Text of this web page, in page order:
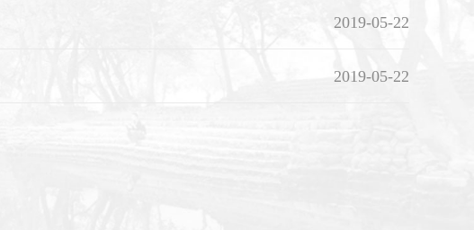
2019-05-22
2019-05-22